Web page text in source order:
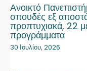
Ανοικτό
σπουδές εξ
προπτυχιακά, 22
προγράμματα
30 Ιουλίου, 2026